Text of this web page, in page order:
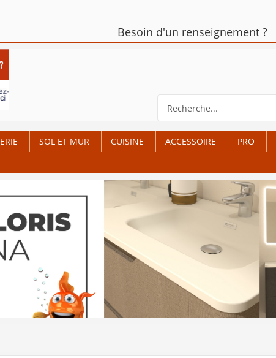
Besoin d'un renseignement ?
SOL ET MUR CUISINE ACCESSOIRE PRO